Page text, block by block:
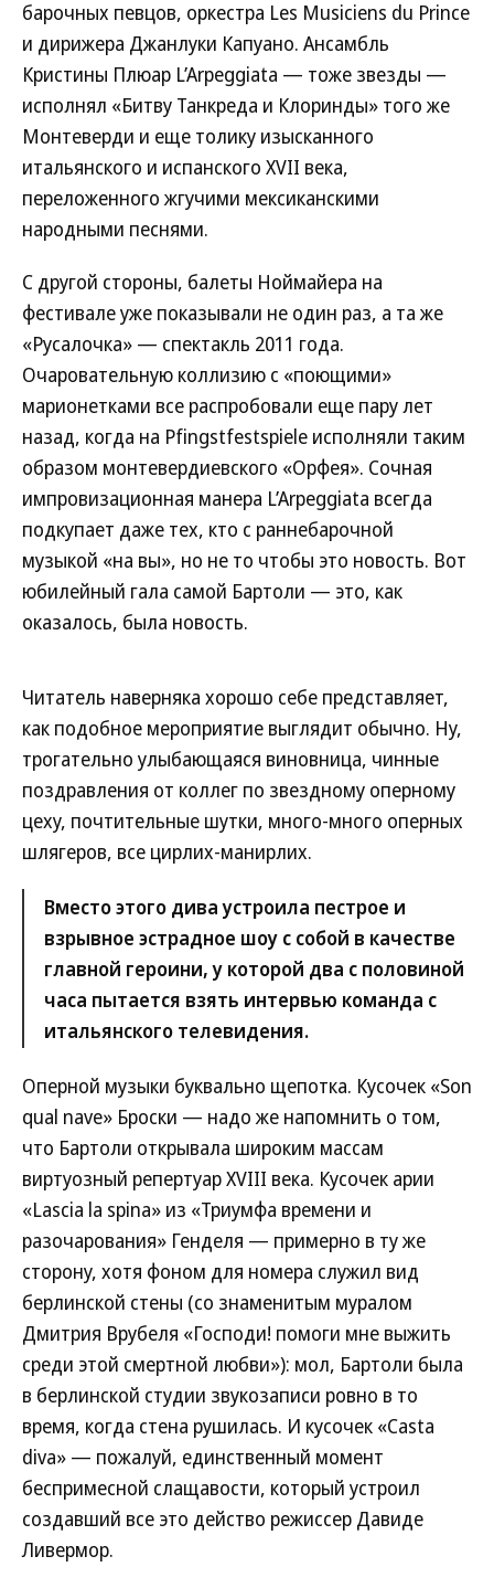
барочных певцов, оркестра Les Musiciens du Prince
и дирижера Джанлуки Капуано. Ансамбль
Кристины Плюар L’Arpeggiata — тоже звезды —
исполнял «Битву Танкреда и Клоринды» того же
Монтеверди и еще толику изысканного
итальянского и испанского XVII века,
переложенного жгучими мексиканскими
народными песнями.
С другой стороны, балеты Ноймайера на
фестивале уже показывали не один раз, а та же
«Русалочка» — спектакль 2011 года.
Очаровательную коллизию с «поющими»
марионетками все распробовали еще пару лет
назад, когда на Pfingstfestspiele исполняли таким
образом монтевердиевского «Орфея». Сочная
импровизационная манера L’Arpeggiata всегда
подкупает даже тех, кто с раннебарочной
музыкой «на вы», но не то чтобы это новость. Вот
юбилейный гала самой Бартоли — это, как
оказалось, была новость.
Читатель наверняка хорошо себе представляет,
как подобное мероприятие выглядит обычно. Ну,
трогательно улыбающаяся виновница, чинные
поздравления от коллег по звездному оперному
цеху, почтительные шутки, много-много оперных
шлягеров, все цирлих-манирлих.
Вместо этого дива устроила пестрое и
взрывное эстрадное шоу с собой в качестве
главной героини, у которой два с половиной
часа пытается взять интервью команда с
итальянского телевидения.
Оперной музыки буквально щепотка. Кусочек «Son
qual nave» Броски — надо же напомнить о том,
что Бартоли открывала широким массам
виртуозный репертуар XVIII века. Кусочек арии
«Lascia la spina» из «Триумфа времени и
разочарования» Генделя — примерно в ту же
сторону, хотя фоном для номера служил вид
берлинской стены (со знаменитым муралом
Дмитрия Врубеля «Господи! помоги мне выжить
среди этой смертной любви»): мол, Бартоли была
в берлинской студии звукозаписи ровно в то
время, когда стена рушилась. И кусочек «Casta
diva» — пожалуй, единственный момент
беспримесной слащавости, который устроил
создавший все это действо режиссер Давиде
Ливермор.